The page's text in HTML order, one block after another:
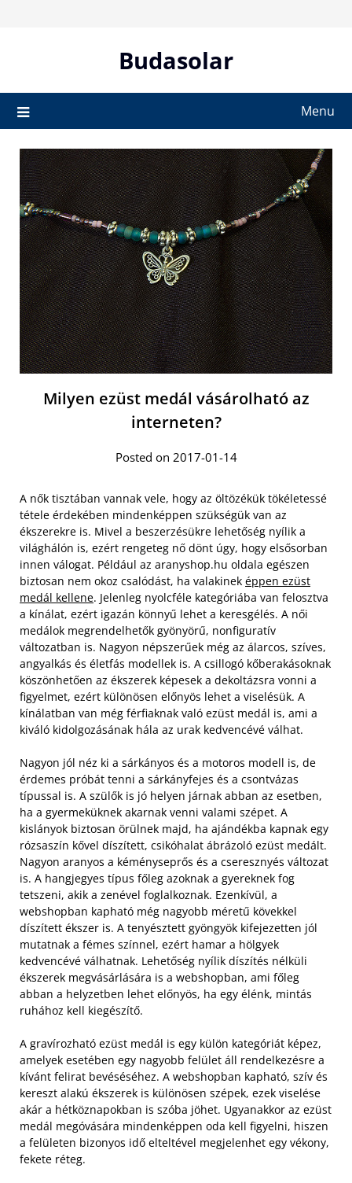
Budasolar
Menu
Milyen ezüst medál vásárolható az
interneten?
Posted on 2017-01-14
A nők tisztában vannak vele, hogy az öltözékük tökéletessé
tétele érdekében mindenképpen szükségük van az
ékszerekre is. Mivel a beszerzésükre lehetőség nyílik a
világhálón is, ezért rengeteg nő dönt úgy, hogy elsősorban
innen válogat. Például az aranyshop.hu oldala egészen
biztosan nem okoz csalódást, ha valakinek éppen ezüst
medál kellene. Jelenleg nyolcféle kategóriába van felosztva
a kínálat, ezért igazán könnyű lehet a keresgélés. A női
medálok megrendelhetők gyönyörű, nonfiguratív
változatban is. Nagyon népszerűek még az álarcos, szíves,
angyalkás és életfás modellek is. A csillogó kőberakásoknak
köszönhetően az ékszerek képesek a dekoltázsra vonni a
figyelmet, ezért különösen előnyös lehet a viselésük. A
kínálatban van még férfiaknak való ezüst medál is, ami a
kiváló kidolgozásának hála az urak kedvencévé válhat.
Nagyon jól néz ki a sárkányos és a motoros modell is, de
érdemes próbát tenni a sárkányfejes és a csontvázas
típussal is. A szülők is jó helyen járnak abban az esetben,
ha a gyermeküknek akarnak venni valami szépet. A
kislányok biztosan örülnek majd, ha ajándékba kapnak egy
rózsaszín kővel díszített, csikóhalat ábrázoló ezüst medált.
Nagyon aranyos a kéményseprős és a cseresznyés változat
is. A hangjegyes típus főleg azoknak a gyereknek fog
tetszeni, akik a zenével foglalkoznak. Ezenkívül, a
webshopban kapható még nagyobb méretű kövekkel
díszített ékszer is. A tenyésztett gyöngyök kifejezetten jól
mutatnak a fémes színnel, ezért hamar a hölgyek
kedvencévé válhatnak. Lehetőség nyílik díszítés nélküli
ékszerek megvásárlására is a webshopban, ami főleg
abban a helyzetben lehet előnyös, ha egy élénk, mintás
ruhához kell kiegészítő.
A gravírozható ezüst medál is egy külön kategóriát képez,
amelyek esetében egy nagyobb felület áll rendelkezésre a
kívánt felirat bevéséséhez. A webshopban kapható, szív és
kereszt alakú ékszerek is különösen szépek, ezek viselése
akár a hétköznapokban is szóba jöhet. Ugyanakkor az ezüst
medál megóvására mindenképpen oda kell figyelni, hiszen
a felületen bizonyos idő elteltével megjelenhet egy vékony,
fekete réteg.